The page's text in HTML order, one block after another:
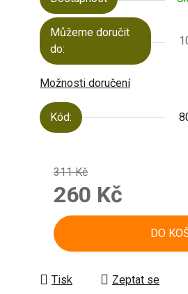
Můžeme doručit
do:
Možnosti doručení
Kód:
311 Kč
260 Kč
Měrná cena:
DO
Tisk Zeptat se